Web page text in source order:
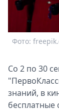
Фото:
Со 2 по 30
знаний, в
бесплатные